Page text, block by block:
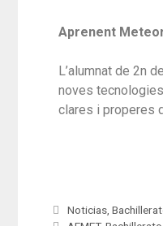
Aprenent M
L’alumnat de 2n
noves
clares i properes
Noticias,